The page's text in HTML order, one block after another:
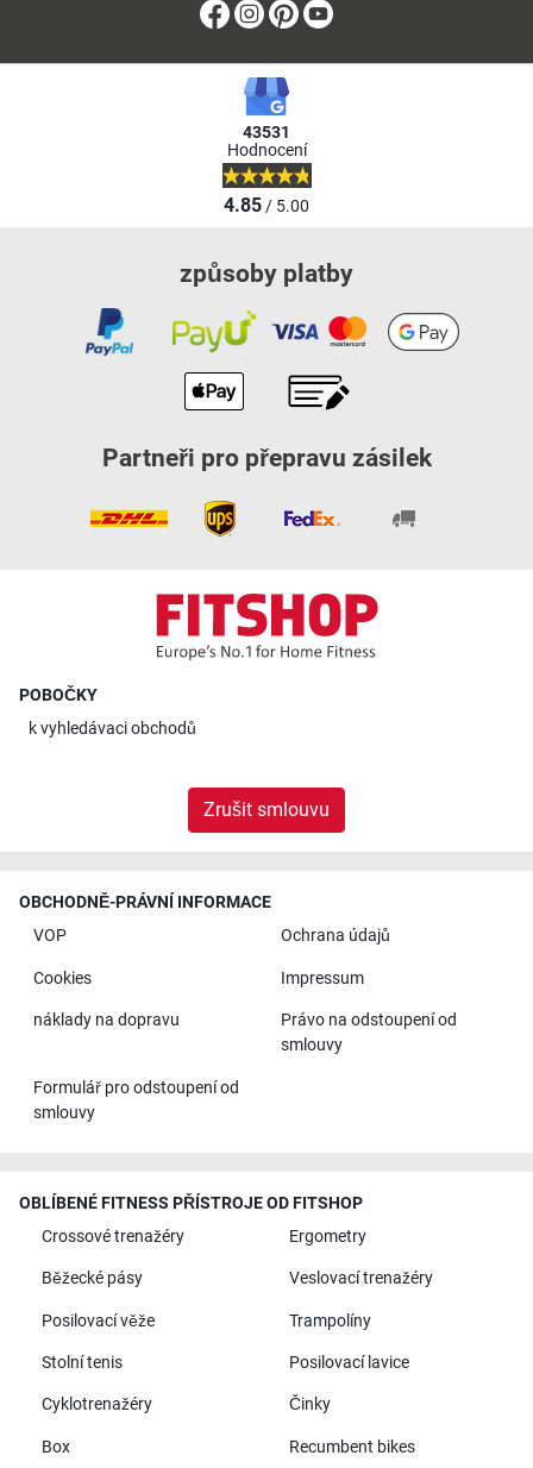
Facebook
Instagram
Pinterest
43531
Hodnocení
4.85/ 5.00
způsoby platby
Partneři pro přepravu zásilek
POBOČKY
kvyhledávaci obchodů
Zrušit smlouvu
OBCHODNĚ-PRÁVNÍ INFORMACE
VOP
Ochrana údajů
Cookies Impressum
náklady na dopravu
Právo na odstoupení od
smlouvy
Formulář pro odstoupení od
smlouvy
OBLÍBENÉ FITNESS PŘÍSTROJE OD FITSHOP
Crossové trenažéry
Ergometry
Běžecké pásy Veslovací trenažéry
Posilovací věže Trampolíny
Stolní tenis Posilovací lavice
Cyklotrenažéry Činky
Box Recumbent bikes